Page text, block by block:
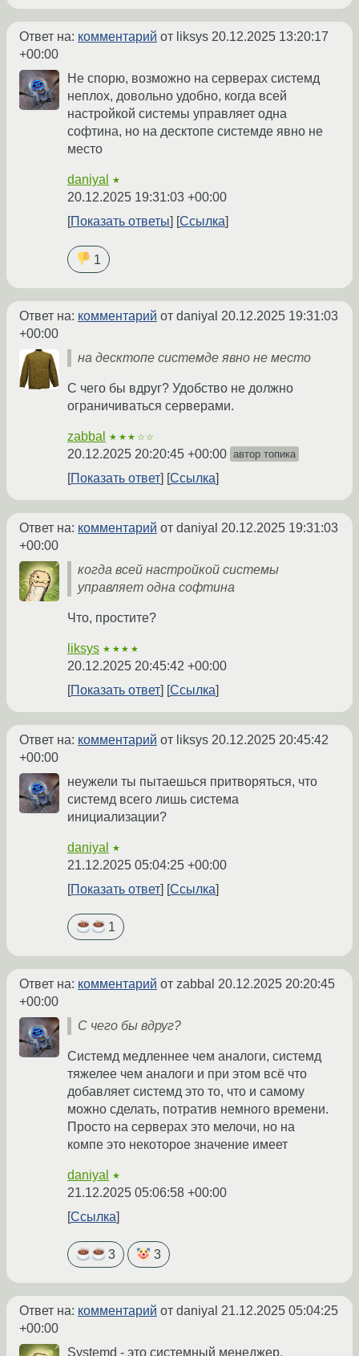
Ответ на: комментарий от liksys 20.12.2025 13:20:17
+00:00
Не спорю, возможно на серверах системд
неплох, довольно удобно, когда всей
настройкой системы управляет одна
софтина, но на десктопе системде явно не
место
daniyal ★
20.12.2025 19:31:03 +00:00
Показать ответы
Ссылка
1
Ответ на: комментарий от daniyal 20.12.2025 19:31:03
+00:00
на десктопе системде явно не место
С чего бы вдруг? Удобство не должно
ограничиваться серверами.
zabbal ★★★☆☆
20.12.2025 20:20:45 +00:00 автор топика
Показать ответ Ссылка
Ответ на: комментарий от daniyal 20.12.2025 19:31:03
+00:00
когда всей настройкой системы
управляет одна софтина
Что, простите?
liksys ★★★★
20.12.2025 20:45:42 +00:00
Показать ответ
Ссылка
Ответ на: комментарий от liksys 20.12.2025 20:45:42
+00:00
неужели ты пытаешься притворяться, что
системд всего лишь система
инициализации?
daniyal ★
21.12.2025 05:04:25 +00:00
Показать ответ
Ссылка
1
Ответ на: комментарий от zabbal 20.12.2025 20:20:45
+00:00
С чего бы вдруг?
Системд медленнее чем аналоги, системд
тяжелее чем аналоги и при этом всё что
добавляет системд это то, что и самому
можно сделать, потратив немного времени.
Просто на серверах это мелочи, но на
компе это некоторое значение имеет
daniyal ★
21.12.2025 05:06:58 +00:00
Ссылка
3 3
Ответ на: комментарий от daniyal 21.12.2025 05:04:25
+00:00
Systemd - это системный менеджер,